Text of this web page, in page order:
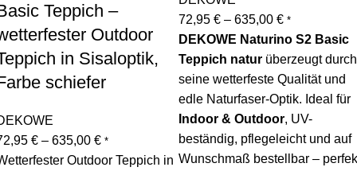
Teppich –
Outdoor
in Sisaloptik,
schiefer
€ – 635,00 € *
Outdoor Teppich in
72,95 € – 635,00 € *
DEKOWE Naturino S2 Basic
Teppich natur überzeugt durch
seine wetterfeste Qualität und
edle Naturfaser-Optik. Ideal für
Indoor & Outdoor, UV-
beständig, pflegeleicht und auf
Wunschmaß bestellbar –